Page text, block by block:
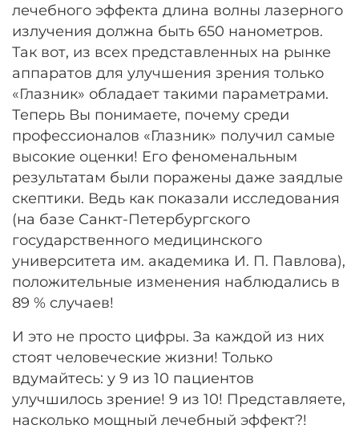
лечебного эффекта длина волны лазерного
излучения должна быть 650 нанометров.
Так вот, из всех представленных на рынке
аппаратов для улучшения зрения только
«Глазник» обладает такими параметрами.
Теперь Вы понимаете, почему среди
профессионалов «Глазник» получил самые
высокие оценки! Его феноменальным
результатам были поражены даже заядлые
скептики. Ведь как показали исследования
(на базе Санкт-Петербургского
государственного медицинского
университета им. академика И. П. Павлова),
положительные изменения наблюдались в
89 % случаев!
И это не просто цифры. За каждой из них
стоят человеческие жизни! Только
вдумайтесь: у 9 из 10 пациентов
улучшилось зрение! 9 из 10! Представляете,
насколько мощный лечебный эффект?!